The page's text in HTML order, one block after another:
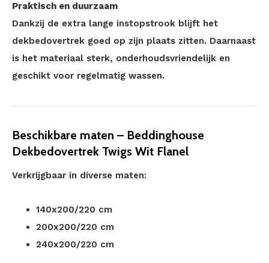
Praktisch en duurzaam
Dankzij de extra lange instopstrook blijft het
dekbedovertrek goed op zijn plaats zitten. Daarnaast
is het materiaal sterk, onderhoudsvriendelijk en
geschikt voor regelmatig wassen.
Beschikbare maten – Beddinghouse
Dekbedovertrek Twigs Wit Flanel
Verkrijgbaar in diverse maten:
140x200/220 cm
200x200/220 cm
240x200/220 cm